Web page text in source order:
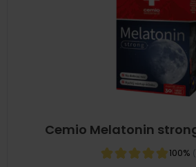
Cemio Melatonin
100%